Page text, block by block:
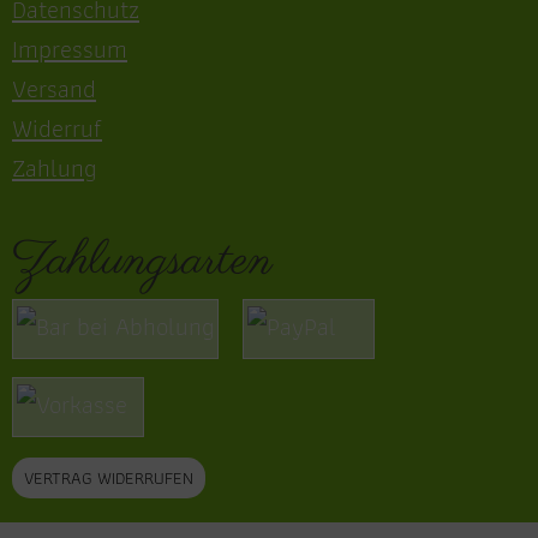
Datenschutz
Impressum
Versand
Widerruf
Zahlung
Zahlungsarten
VERTRAG WIDERRUFEN